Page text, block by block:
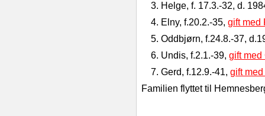
3. Helge, f. 17.3.-32, d.
4. Elny, f.20.2.-35, gift med
5. Oddbjørn, f.24.8.-37,
6. Undis, f.2.1.-39, gift med
7. Gerd, f.12.9.-41, gift
Familien flyttet til